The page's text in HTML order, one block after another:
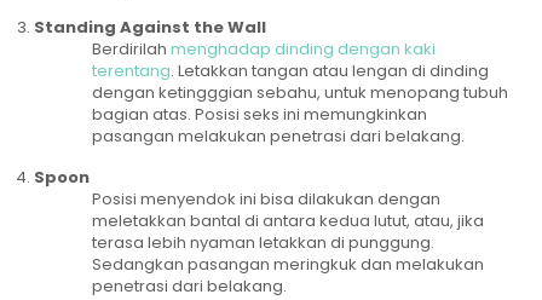
Standing Against the Wall
Berdirilah menghadap dinding dengan kaki
terentang. Letakkan tangan atau lengan di dinding
dengan ketingggian sebahu, untuk menopang tubuh
bagian atas. Posisi seks ini memungkinkan
pasangan melakukan penetrasi dari belakang.
Spoon
Posisi menyendok ini bisa dilakukan dengan
meletakkan bantal di antara kedua lutut, atau, jika
terasa lebih nyaman letakkan di punggung.
Sedangkan pasangan meringkuk dan melakukan
penetrasi dari belakang.